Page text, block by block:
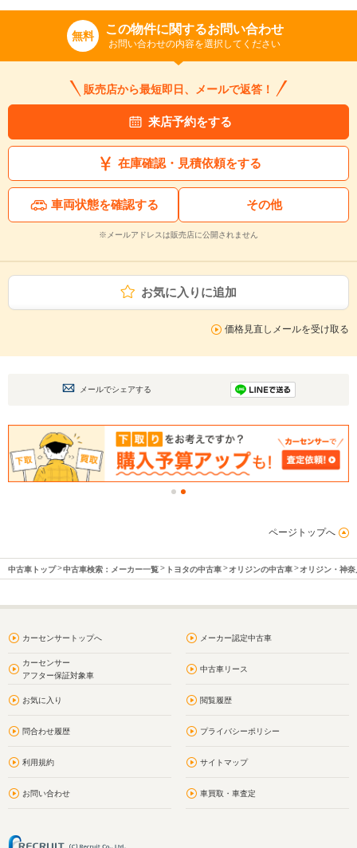
無料 この物件に関するお問い合わせ
お問い合わせの内容を選択してください
販売店から最短即日、メールで返答！
来店予約をする
在庫確認・見積依頼をする
車両状態を確認する その他
※メールアドレスは販売店に公開されません
お気に入りに追加
価格見直しメールを受け取る
メールでシェアする
ページトップへ
中古車トップ 中古車検索：メーカー一覧 トヨタの中古車 オリジンの中古車 オリジン・神
カーセンサートップへ メーカー認定中古車
カーセンサー
アフター保証対象車
中古車リース
お気に入り 閲覧履歴
問合わせ履歴 プライバシーポリシー
利用規約 サイトマップ
お問い合わせ 車買取・車査定